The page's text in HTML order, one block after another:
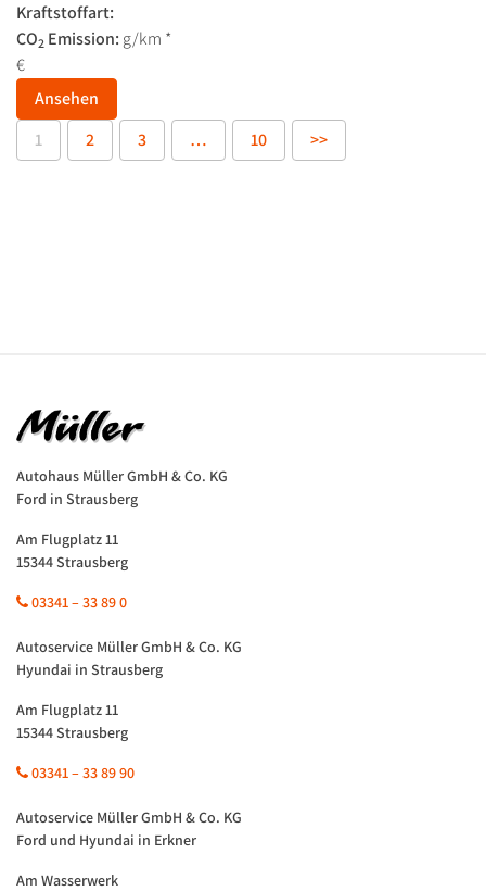
Kraftstoffart:
CO2 Emission: g/km *
€
Ansehen
1
2 3 … 10 >>
Autohaus Müller GmbH & Co. KG
Ford in Strausberg
Am Flugplatz 11
15344 Strausberg
03341 – 33 89 0
Autoservice Müller GmbH & Co. KG
Hyundai in Strausberg
Am Flugplatz 11
15344 Strausberg
03341 – 33 89 90
Autoservice Müller GmbH & Co. KG
Ford und Hyundai in Erkner
Am Wasserwerk